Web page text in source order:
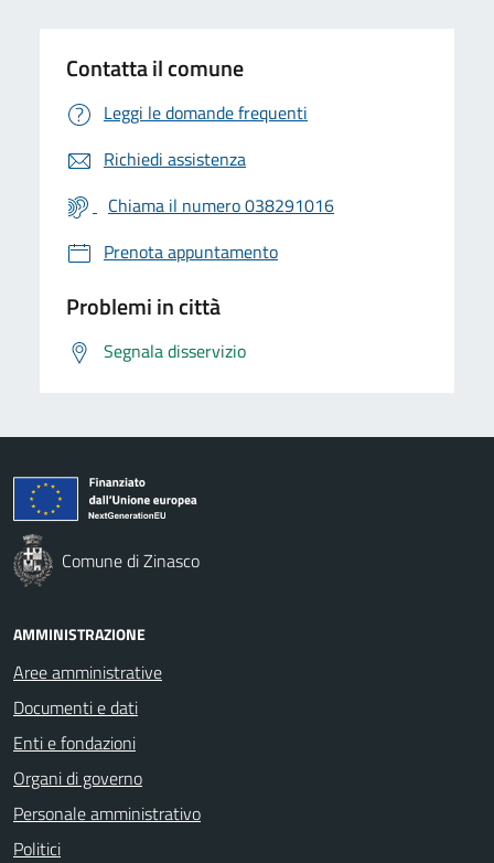
Contatta il comune
Leggi le domande frequenti
Richiedi assistenza
Chiama il numero 038291016
Prenota appuntamento
Problemi in città
Segnala disservizio
Comune di Zinasco
AMMINISTRAZIONE
Aree amministrative
Documenti e dati
Enti e fondazioni
Organi di governo
Personale amministrativo
Politici